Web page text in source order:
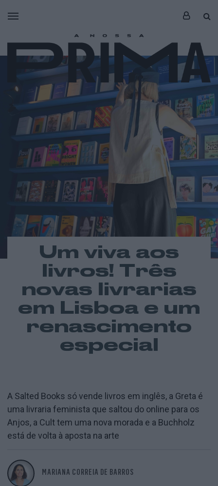
Um viva aos
livros! Três
novas livrarias
em Lisboa e um
renascimento
especial
A Salted Books só vende livros em inglês, a Greta é
uma livraria feminista que saltou do online para os
Anjos, a Cult tem uma nova morada e a Buchholz
está de volta à aposta na arte
MARIANA CORREIA DE BARROS